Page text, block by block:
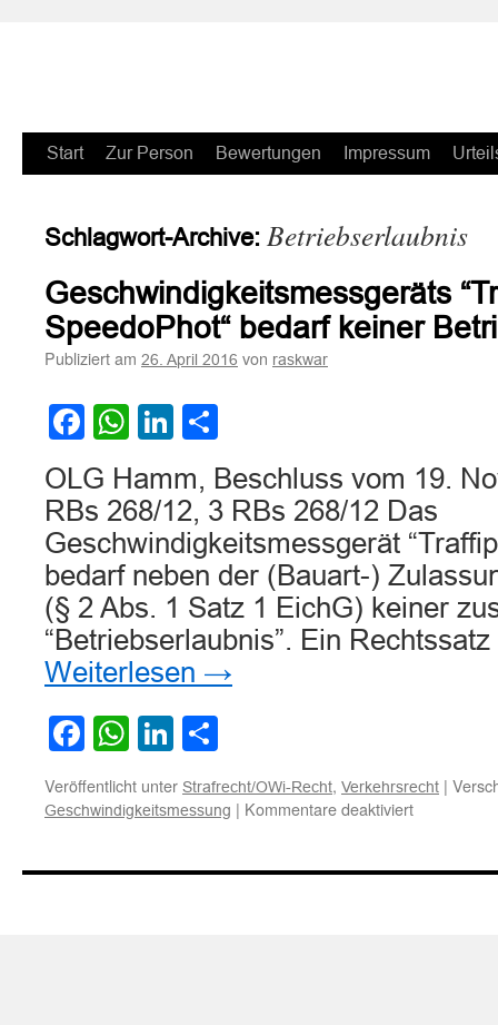
Zum
springen
Start Zur Person Bewertungen Impressum
Schlagwort-Archive: Betriebserlaubnis
Geschwindigkeitsmessgeräts
SpeedoPhot“ bedarf keiner
Publiziert am 26. April 2016 von raskwar
Facebook
WhatsApp
LinkedIn
OLG Hamm, Beschluss vom 19.
RBs 268/12, 3 RBs 268/12 Das
Geschwindigkeitsmessgerät
bedarf neben der (Bauart-)
(§ 2 Abs. 1 Satz 1 EichG) keiner
“Betriebserlaubnis”. Ein
Weiterlesen →
Facebook
WhatsApp
LinkedIn
Veröffentlicht unter Strafrecht/OWi-Recht, Verkehrsrecht |
Geschwindigkeitsmessung | Kommentare deaktiviertfür